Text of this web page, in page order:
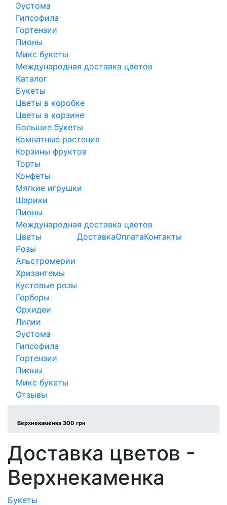
Эустома
Гипсофила
Гортензии
Пионы
Микс букеты
Международная доставка цветов
Каталог
Букеты
Цветы в коробке
Цветы в корзине
Большие букеты
Комнатные растения
Корзины фруктов
Торты
Конфеты
Мягкие игрушки
Шарики
Пионы
Международная доставка цветов
Цветы
Розы
Альстромерии
Хризантемы
Кустовые розы
Герберы
Орхидеи
Лилии
Эустома
Гипсофила
Гортензии
Пионы
Микс букеты
ДоставкаОплатаКонтакты
Отзывы
Верхнекаменка 300 грн
Доставка цветов -
Верхнекаменка
Букеты